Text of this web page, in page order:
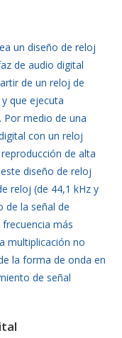
un diseño de reloj
de audio digital
de un reloj de
que ejecuta
Por medio de una
con un reloj
de alta
diseño de reloj
reloj (de 44,1 kHz y
de la señal de
más
multiplicación no
la forma de onda en
de señal